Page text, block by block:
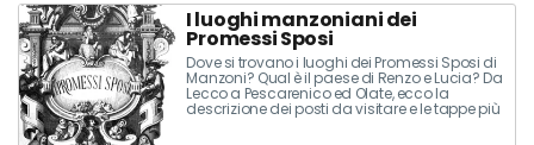
I luoghi manzoniani dei
Promessi Sposi
Dove si trovano i luoghi dei Promessi Sposi di
Manzoni? Qual è il paese di Renzo e Lucia? Da
Lecco a Pescarenico ed Olate, ecco la
descrizione dei posti da visitare e le tappe più
importanti. Munitevi di mappa e cartina e...